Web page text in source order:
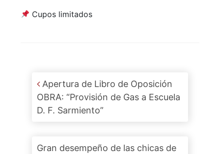
Cupos limitados
Post navigation
Apertura de Libro de Oposición
OBRA: “Provisión de Gas a Escuela
D. F. Sarmiento”
Gran desempeño de las chicas de